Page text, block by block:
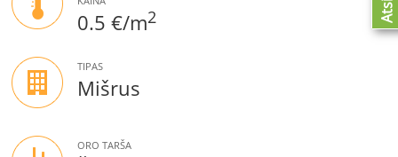
0.5 €/m2
TIPAS
Mišrus
ORO TARŠA